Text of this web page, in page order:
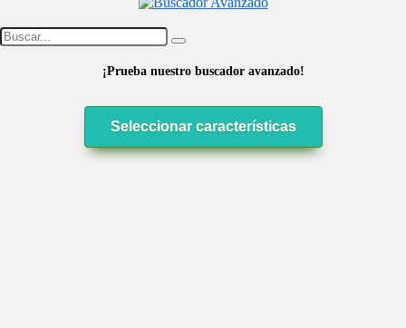
¡Prueba nuestro buscador avanzado!
Seleccionar características